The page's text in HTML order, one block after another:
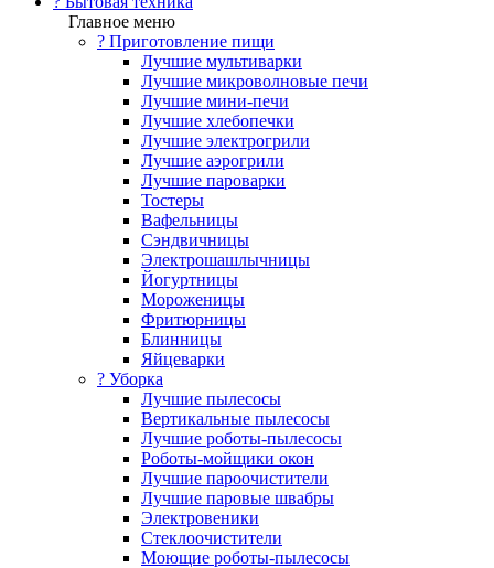
Главное меню
? Приготовление пищи
Лучшие мультиварки
Лучшие микроволновые печи
Лучшие мини-печи
Лучшие хлебопечки
Лучшие электрогрили
Лучшие аэрогрили
Лучшие пароварки
Тостеры
Вафельницы
Сэндвичницы
Электрошашлычницы
Йогуртницы
Мороженицы
Фритюрницы
Блинницы
Яйцеварки
? Уборка
Лучшие пылесосы
Вертикальные пылесосы
Лучшие роботы-пылесосы
Роботы-мойщики окон
Лучшие пароочистители
Лучшие паровые швабры
Электровеники
Стеклоочистители
Моющие роботы-пылесосы